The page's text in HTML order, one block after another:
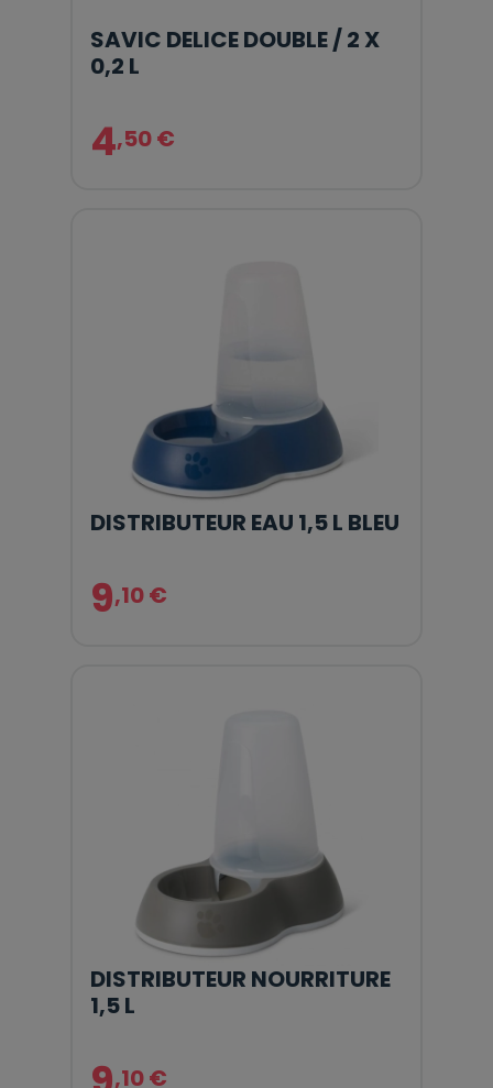
SAVIC DELICE DOUBLE / 2 X
0,2 L
4,50 €
DISTRIBUTEUR EAU 1,5 L BLEU
9,10 €
DISTRIBUTEUR NOURRITURE
1,5 L
,10 €